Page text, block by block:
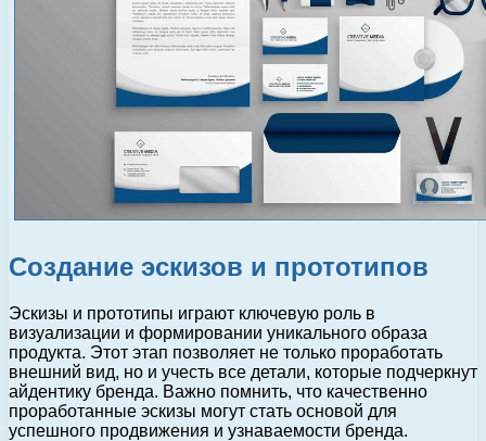
Создание эскизов и прототипов
Эскизы и прототипы играют ключевую роль в
визуализации и формировании уникального образа
продукта. Этот этап позволяет не только проработать
внешний вид, но и учесть все детали, которые подчеркнут
айдентику бренда. Важно помнить, что качественно
проработанные эскизы могут стать основой для
успешного продвижения и узнаваемости бренда.